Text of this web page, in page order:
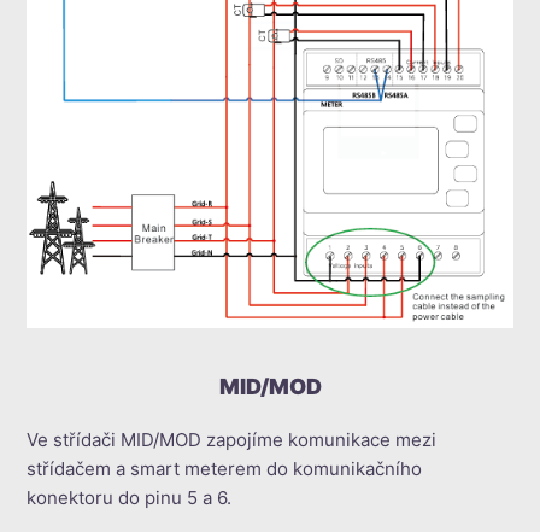
MID/MOD
Ve střídači MID/MOD zapojíme komunikace mezi
střídačem a smart meterem do komunikačního
konektoru do pinu 5 a 6.